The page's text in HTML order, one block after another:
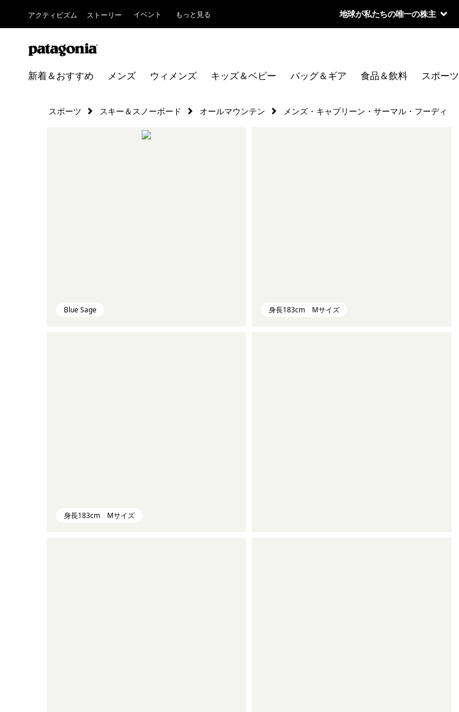
アクティビズム ストーリー イベント もっと見る 地球が私たちの唯一の株主
新着＆おすすめ メンズ ウィメンズ キッズ＆ベビー バッグ＆ギア 食品＆飲料 スポーツ
スポーツ スキー＆スノーボード オールマウンテン メンズ・キャプリーン・サーマル・フーディ
Blue Sage 身長183cm Mサイズ
身長183cm Mサイズ